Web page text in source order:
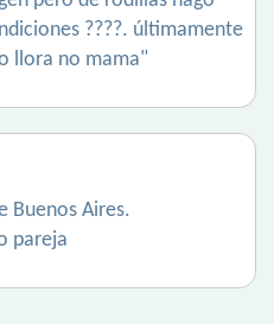
????. últimamente
llora no mama"
Buenos Aires.
pareja